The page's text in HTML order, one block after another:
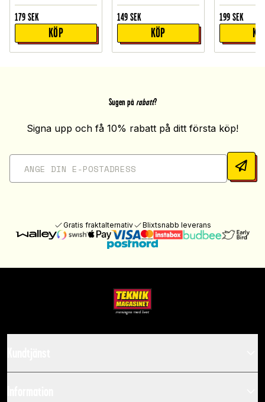
179 SEK
KÖP
149 SEK
KÖP
199 SEK
Sugen på rabatt?
Signa upp och få 10% rabatt på ditt första köp!
Gratis fraktalternativ Blixtsnabb leverans